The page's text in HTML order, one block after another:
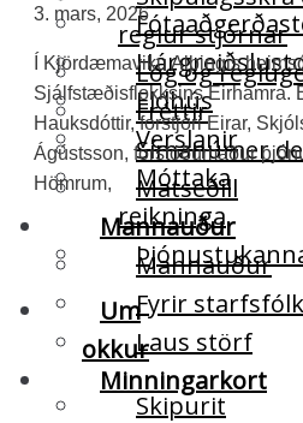
reglur stjórnar
Lög og
Fréttir
Símanúmer
Matseðill
Mannauður
Mannauður
Fyrir starfsfólk
Laus störf
Minningarkort
Eldhús
Verslanir
Móttaka
reikninga
Um
okkur
Skipurit
3. mars, 2026
Í Kjördæmaviku Alþingis
Sjálfstæðisflokksins Eirhamra.
Hauksdóttir, forstjóri Eirar,
Ágústsson, forstöðumaður
Hömrum,